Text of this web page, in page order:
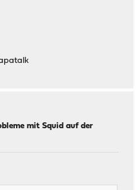
mit Squid auf der